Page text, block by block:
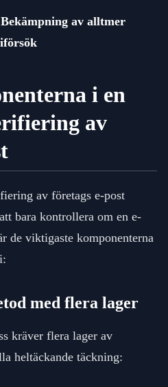
av alltmer
i en
av
av företags e-post
bara kontrollera om en e-
de viktigaste komponenterna
med flera lager
kräver flera lager av
heltäckande täckning: